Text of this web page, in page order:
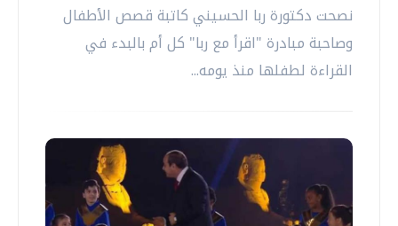
نصحت دكتورة ربا الحسيني كاتبة قصص الأطفال
وصاحبة مبادرة "اقرأ مع ربا" كل أم بالبدء في
القراءة لطفلها منذ يومه...